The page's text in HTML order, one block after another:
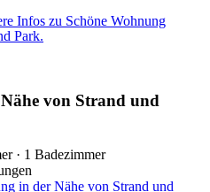
Infos zu Schöne Wohnung
Park.
von Strand und
· 1 Badezimmer
in der Nähe von Strand und